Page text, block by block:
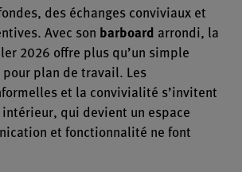
des échanges conviviaux et
Avec son barboard arrondi, la
2026 offre plus qu’un simple
plan de travail. Les
et la convivialité s’invitent
qui devient un espace
et fonctionnalité ne font